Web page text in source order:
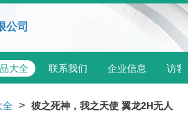
公司
大全 联系我们 企业信息 访客
全 > 彼之死神，我之天使 翼龙2H无人